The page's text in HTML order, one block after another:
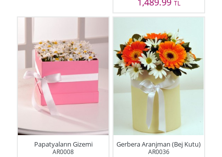
TL
Papatyaların Gizemi
AR0008
Gerbera Aranjman (Bej Kutu)
AR0036